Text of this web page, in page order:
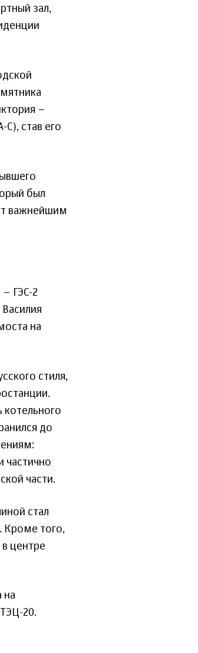
зал,
–
став его
был
важнейшим
– ГЭС-2
на
стиля,
котельного
до
частично
части.
стал
Кроме того,
центре
на
20.